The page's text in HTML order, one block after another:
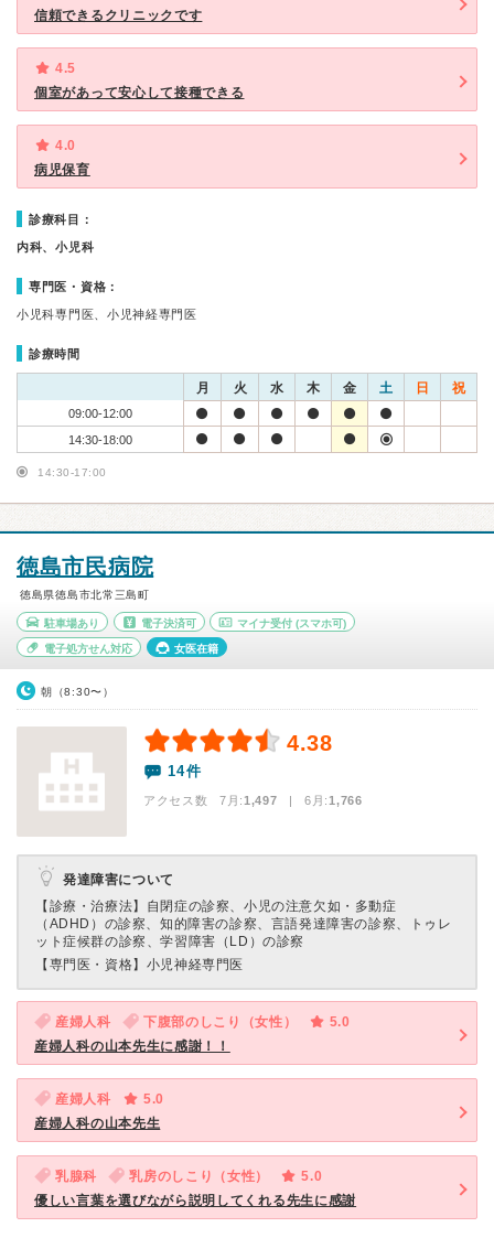
信頼できるクリニックです
4.5
個室があって安心して接種できる
4.0
病児保育
診療科目：
内科、小児科
専門医・資格：
小児科専門医、小児神経専門医
診療時間
月 火 水 木 金 土 日 祝
09:00-12:00
14:30-18:00
14:30-17:00
徳島市民病院
徳島県徳島市北常三島町
駐車場あり 電子決済可 マイナ受付 (スマホ可)
電子処方せん対応 女医在籍
朝（8:30〜）
4.38
14件
アクセス数 7月:1,497 | 6月:1,766
発達障害について
【診療・治療法】 自閉症の診察、小児の注意欠如・多動症
（ADHD）の診察、知的障害の診察、言語発達障害の診察、トゥレ
ット症候群の診察、学習障害（LD）の診察
【専門医・資格】 小児神経専門医
産婦人科 下腹部のしこり（女性）
5.0
産婦人科の山本先生に感謝！！
産婦人科
5.0
産婦人科の山本先生
乳腺科 乳房のしこり（女性）
5.0
優しい言葉を選びながら説明してくれる先生に感謝